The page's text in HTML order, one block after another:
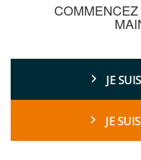
JE
JE